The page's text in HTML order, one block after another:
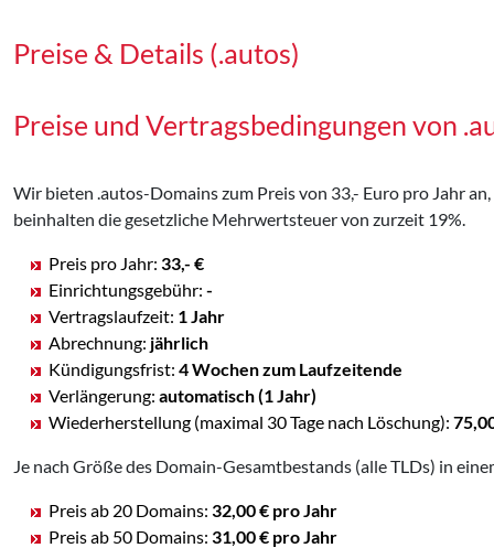
Preise & Details (.autos)
Preise und Vertragsbedingungen von
Wir bieten .autos-Domains zum Preis von 33,- Euro pro Jahr
beinhalten die gesetzliche Mehrwertsteuer von zurzeit 19%.
Preis pro Jahr: 33,- €
Einrichtungsgebühr: -
Vertragslaufzeit: 1 Jahr
Abrechnung: jährlich
Kündigungsfrist: 4 Wochen zum Laufzeitende
Verlängerung: automatisch (1 Jahr)
Wiederherstellung (maximal 30 Tage nach Löschung):
Je nach Größe des Domain-Gesamtbestands (alle TLDs) in
Preis ab 20 Domains: 32,00 € pro Jahr
Preis ab 50 Domains: 31,00 € pro Jahr